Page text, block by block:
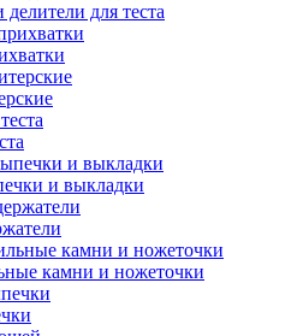
для теста
и выкладки
камни и ножеточки